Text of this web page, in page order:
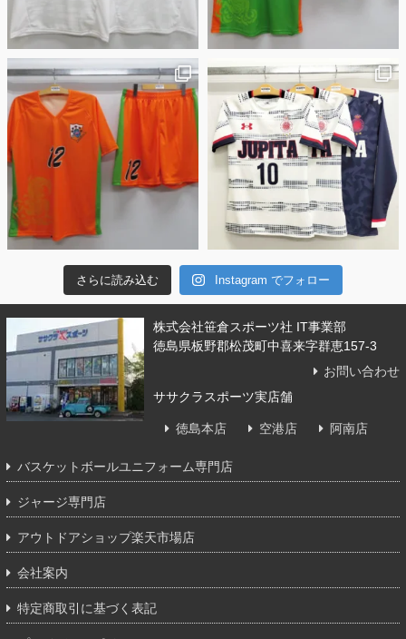
さらに読み込む Instagram でフォロー
株式会社笹倉スポーツ社 IT事業部
徳島県板野郡松茂町中喜来字群恵157-3
お問い合わせ
ササクラスポーツ実店舗
徳島本店 空港店 阿南店
バスケットボールユニフォーム専門店
ジャージ専門店
アウトドアショップ楽天市場店
会社案内
特定商取引に基づく表記